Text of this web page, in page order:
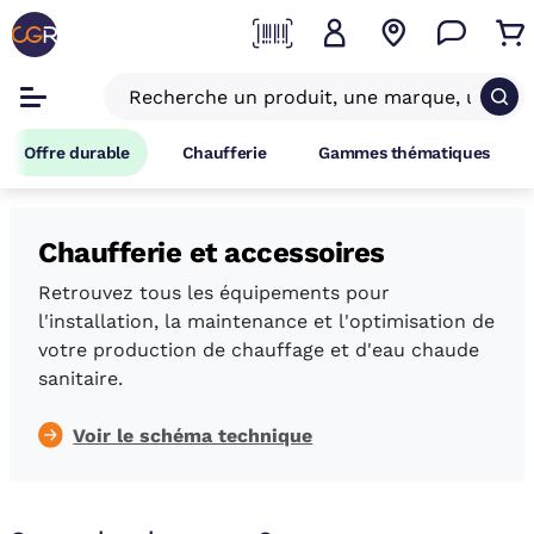
Offre durable Chaufferie Gammes thématiques
Chaufferie et accessoires
Retrouvez tous les équipements pour
l'installation, la maintenance et l'optimisation de
votre production de chauffage et d'eau chaude
sanitaire.
Voir le schéma technique